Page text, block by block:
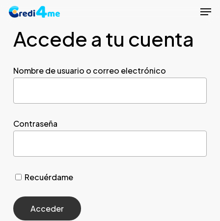
Skip
mainAccede a tu cuenta
Nombre de usuario o correo electrónico
Contraseña
Recuérdame